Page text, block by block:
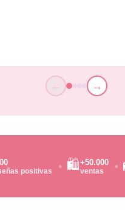
← →
positivas 🛍️+50.000
ventas